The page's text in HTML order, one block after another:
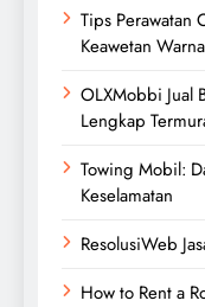
Tips Perawatan
Keawetan Warna
OLXMobbi Jual
Lengkap
Towing Mobil:
Keselamatan
ResolusiWeb
How to Rent a